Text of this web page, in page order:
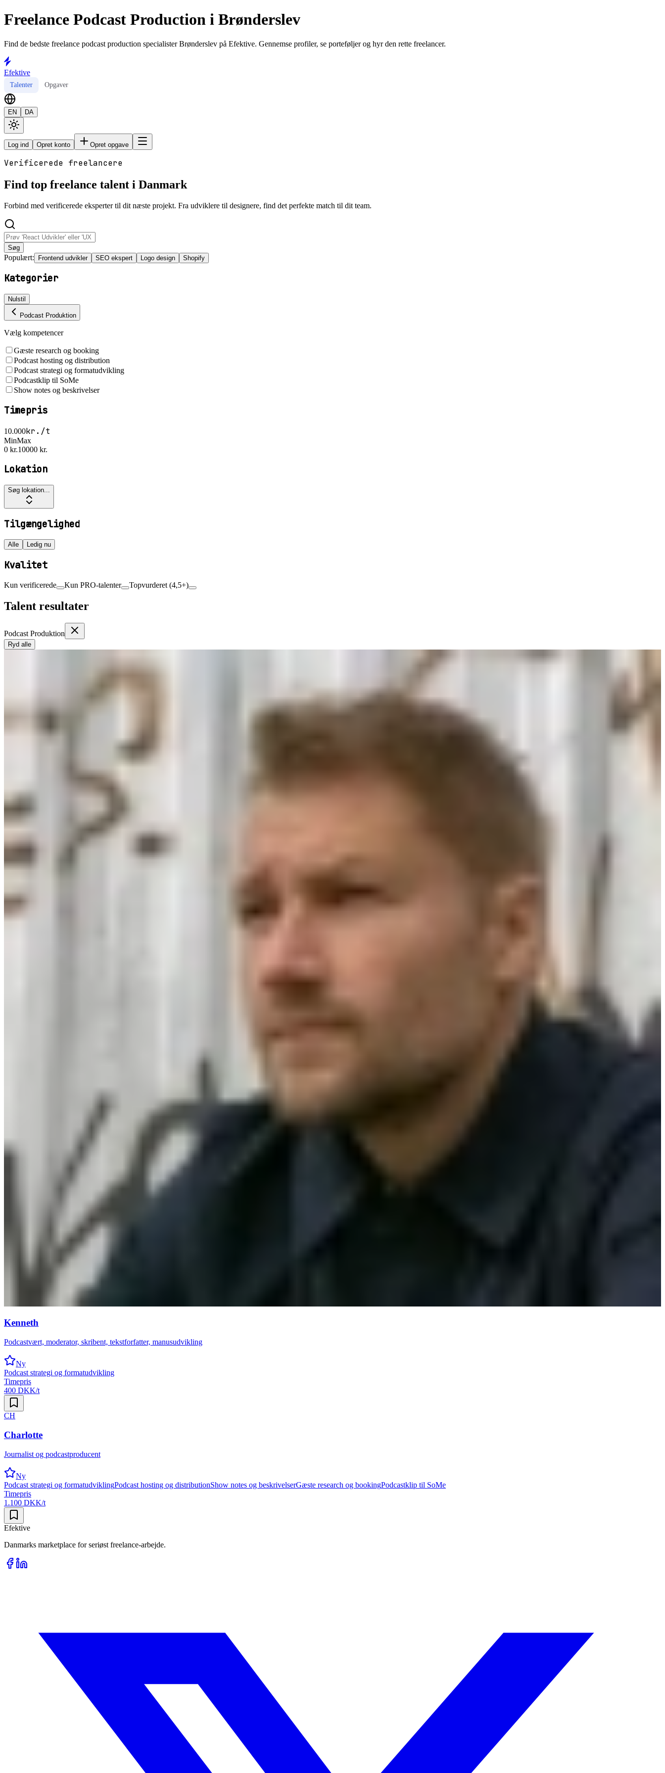
Freelance Podcast Production i Brønderslev
Find de bedste freelance podcast production specialister Brønderslev på Efektive. Gennemse profiler, se porteføljer og hyr den rette freelancer.
Efektive
Talenter Opgaver
EN DA
Log ind Opret konto Opret opgave
Verificerede freelancere
Find top freelance talent i Danmark
Forbind med verificerede eksperter til dit næste projekt. Fra udviklere til designere, find det perfekte match til dit team.
Søg
Populært: Frontend udvikler SEO ekspert Logo design Shopify
Kategorier
Nulstil
Podcast Produktion
Vælg kompetencer
Gæste research og booking
Podcast hosting og distribution
Podcast strategi og formatudvikling
Podcastklip til SoMe
Show notes og beskrivelser
Timepris
10.000kr./t
MinMax
0 kr.10000 kr.
Lokation
Søg lokation...
Tilgængelighed
Alle Ledig nu
Kvalitet
Kun verificerede Kun PRO-talenter Topvurderet (4,5+)
Talent resultater
Podcast Produktion
Ryd alle
Kenneth
Podcastvært, moderator, skribent, tekstforfatter, manusudvikling
Ny
Podcast strategi og formatudvikling
Timepris
400 DKK/t
CH
Charlotte
Journalist og podcastproducent
Ny
Podcast strategi og formatudviklingPodcast hosting og distributionShow notes og beskrivelserGæste research og bookingPodcastklip til SoMe
Timepris
1.100 DKK/t
Efektive
Danmarks marketplace for seriøst freelance-arbejde.